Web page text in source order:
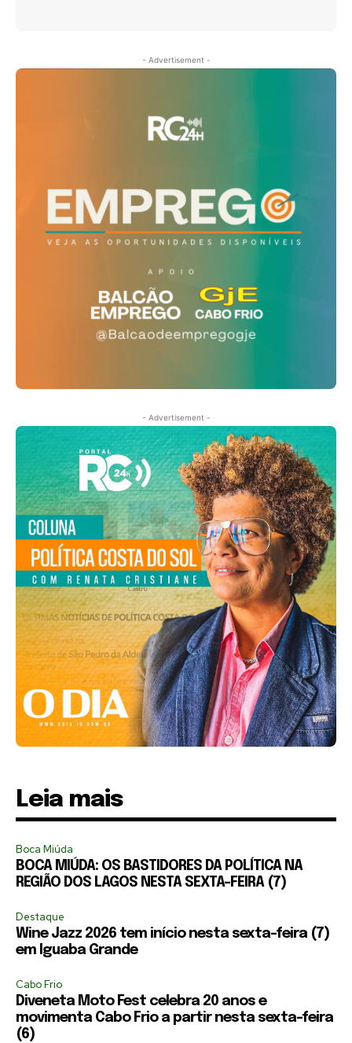
- Advertisement -
- Advertisement -
Leia mais
Boca Miúda
BOCA MIÚDA: OS BASTIDORES DA POLÍTICA NA
REGIÃO DOS LAGOS NESTA SEXTA-FEIRA (7)
Destaque
Wine Jazz 2026 tem início nesta sexta-feira (7)
em Iguaba Grande
Cabo Frio
Diveneta Moto Fest celebra 20 anos e
movimenta Cabo Frio a partir nesta sexta-feira
(6)